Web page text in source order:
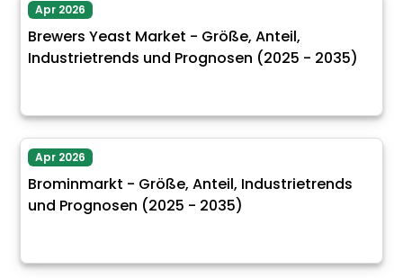
Apr 2026
Brewers Yeast Market - Größe, Anteil,
Industrietrends und Prognosen (2025 - 2035)
Apr 2026
Brominmarkt - Größe, Anteil, Industrietrends
und Prognosen (2025 - 2035)